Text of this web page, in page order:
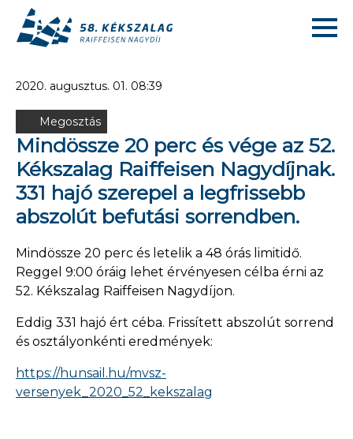
2020. augusztus. 01. 08:39
Megosztás
Mindössze 20 perc és vége az 52.
Kékszalag Raiffeisen Nagydíjnak.
331 hajó szerepel a legfrissebb
abszolút befutási sorrendben.
Mindössze 20 perc és letelik a 48 órás limitidő.
Reggel 9:00 óráig lehet érvényesen célba érni az
52. Kékszalag Raiffeisen Nagydíjon.
Eddig 331 hajó ért céba. Frissített abszolút sorrend
és osztályonkénti eredmények:
https://hunsail.hu/mvsz-
versenyek_2020_52_kekszalag